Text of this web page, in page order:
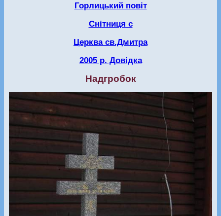
Горлицький повіт
Снітниця с
Церква св.Дмитра
2005 р. Довідка
Надгробок